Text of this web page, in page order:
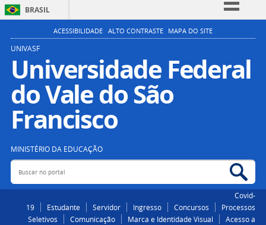
BRASIL
Simplifique!
Participe
Acesso à informação
Legislação
ACESSIBILIDADE ALTO CONTRASTE MAPA DO SITE
UNIVASF
Universidade Federal
do Vale do São
Francisco
MINISTÉRIO DA EDUCAÇÃO
Buscar no portal
Covid-
19
Estudante Servidor Ingresso Concursos
Processos
Seletivos
Comunicação Marca e Identidade Visual
Acesso a